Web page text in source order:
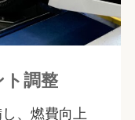
ト調整
、燃費向上